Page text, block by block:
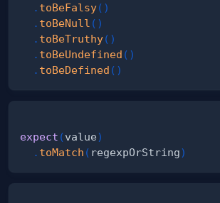
. toBeFalsy( )
. toBeNull ( )
. toBeTruthy( )
. toBeUndefined ( )
. toBeDefined ( )
expect (value)
. toMatch ( regexpOrString)